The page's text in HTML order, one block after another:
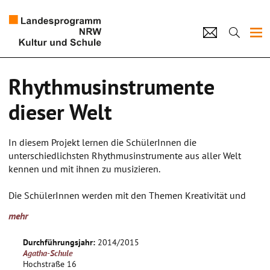
Künstlerpool
Kultur und Schule
Rhythmusinstrumente
dieser Welt
In diesem Projekt lernen die SchülerInnen die
unterschiedlichsten Rhythmusinstrumente aus aller Welt
kennen und mit ihnen zu musizieren.
Die SchülerInnen werden mit den Themen Kreativität und
Aufbau und die Funktionsweise der Ohren eingeführt. Sie
erlernen, wie sich unterschiedliche Frequenzen, Töne und
mehr
Durchführungsjahr: 2014/2015
Agatha-Schule
Hochstraße 16